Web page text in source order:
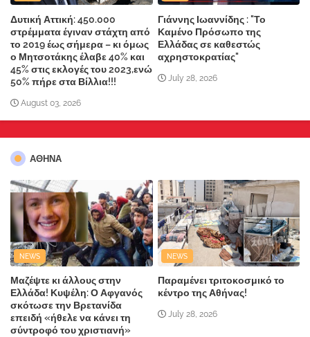
Δυτική Αττική: 450.000
στρέμματα έγιναν στάχτη από
το 2019 έως σήμερα – κι όμως
ο Μητσοτάκης έλαβε 40% και
45% στις εκλογές του 2023,ενώ
50% πήρε στα Βίλλια!!!
August 03, 2026
Γιάννης Ιωαννίδης : "Το
Καμένο Πρόσωπο της
Ελλάδας σε καθεστώς
αχρηστοκρατίας"
July 28, 2026
ΑΘΗΝΑ
NEWS
Μαζέψτε κι άλλους στην
Ελλάδα! Κυψέλη: Ο Αφγανός
σκότωσε την Βρετανίδα
επειδή «ήθελε να κάνει τη
σύντροφό του χριστιανή»
NEWS
Παραμένει τριτοκοσμικό το
κέντρο της Αθήνας!
July 28, 2026